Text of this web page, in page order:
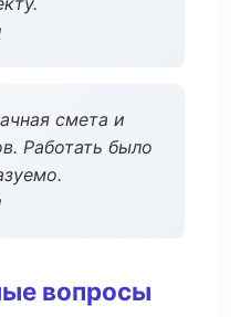
смета и
Работать было
вопросы